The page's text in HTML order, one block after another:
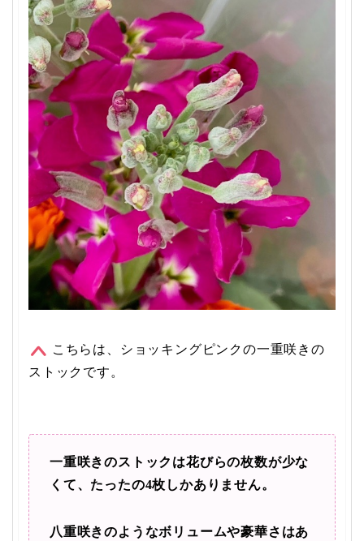
こちらは、ショッキングピンクの一重咲きの
ストックです。
一重咲きのストックは花びらの枚数が少な
くて、たったの4枚しかありません。
八重咲きのようなボリュームや豪華さはあ